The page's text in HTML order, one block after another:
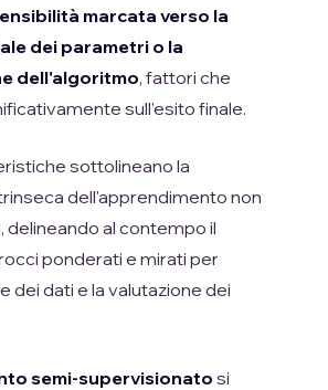
marcata verso la
dei parametri o la
dell'algoritmo, fattori che
sull'esito finale.
sottolineano la
dell'apprendimento non
al contempo il
ponderati e mirati per
dei dati e la valutazione dei
semi-supervisionato si